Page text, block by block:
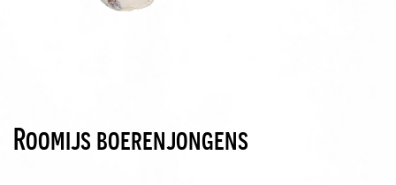
Roomijs boerenjongens